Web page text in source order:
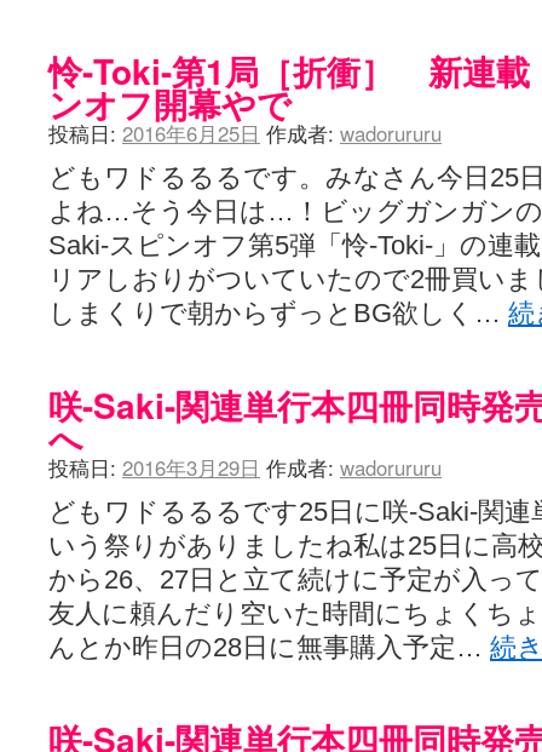
怜-Toki-第1局［折衝］ 新連載
ンオフ開幕やで
投稿日: 2016年6月25日 作成者: wadorururu
どもワドるるるです。みなさん今日25
よね…そう今日は…！ビッグガンガン
Saki-スピンオフ第5弾「怜-Toki-」の連
リアしおりがついていたので2冊買い
しまくりで朝からずっとBG欲しく…
咲-Saki-関連単行本四冊同時
へ
投稿日: 2016年3月29日 作成者: wadorururu
どもワドるるるです25日に咲-Saki-関連
いう祭りがありましたね私は25日に高
から26、27日と立て続けに予定が入っ
友人に頼んだり空いた時間にちょくち
んとか昨日の28日に無事購入予定… 続
咲-Saki-関連単行本四冊同時